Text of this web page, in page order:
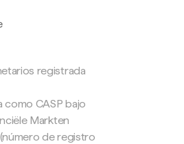
registrada
como CASP bajo
Markten
de registro